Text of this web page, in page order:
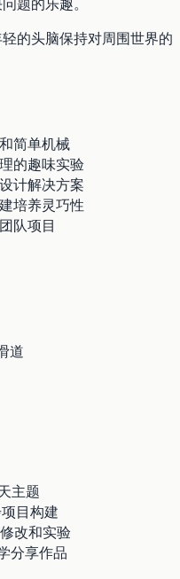
的头脑保持对周围世界的
简单机械
的趣味实验
计解决方案
培养灵巧性
队项目
道
主题
目构建
改和实验
分享作品